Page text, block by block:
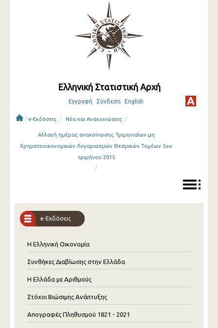
Ελληνική Στατιστική Αρχή
Εγγραφή Σύνδεση English
/ e-Εκδόσεις / Νέα και Ανακοινώσεις /
Αλλαγή ημέρας ανακοίνωσης Τριμηνιαίων μη
Χρηματοοικονομικών Λογαριασμών Θεσμικών Τομέων 3ου
τριμήνου 2015
/
e-Εκδόσεις
Η Ελληνική Οικονομία
Συνθήκες Διαβίωσης στην Ελλάδα
Η Ελλάδα με Αριθμούς
Στόχοι Βιώσιμης Ανάπτυξης
Απογραφές Πληθυσμού 1821 - 2021